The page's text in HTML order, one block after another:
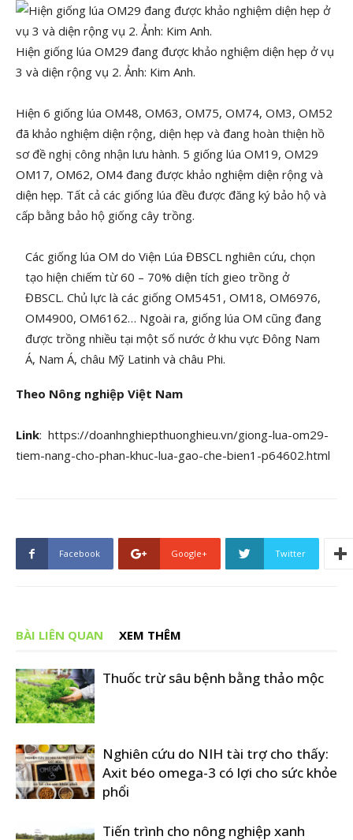
Hiện giống lúa OM29 đang được khảo nghiệm diện hẹp ở vụ
3 và diện rộng vụ 2. Ảnh: Kim Anh.
Hiện 6 giống lúa OM48, OM63, OM75, OM74, OM3, OM52
đã khảo nghiệm diện rộng, diện hẹp và đang hoàn thiện hồ
sơ đề nghị công nhận lưu hành. 5 giống lúa OM19, OM29
OM17, OM62, OM4 đang được khảo nghiệm diện rộng và
diện hẹp. Tất cả các giống lúa đều được đăng ký bảo hộ và
cấp bằng bảo hộ giống cây trồng.
Các giống lúa OM do Viện Lúa ĐBSCL nghiên cứu, chọn
tạo hiện chiếm từ 60 – 70% diện tích gieo trồng ở
ĐBSCL. Chủ lực là các giống OM5451, OM18, OM6976,
OM4900, OM6162… Ngoài ra, giống lúa OM cũng đang
được trồng nhiều tại một số nước ở khu vực Đông Nam
Á, Nam Á, châu Mỹ Latinh và châu Phi.
Theo Nông nghiệp Việt Nam
Link: https://doanhnghiepthuonghieu.vn/giong-lua-om29-
tiem-nang-cho-phan-khuc-lua-gao-che-bien1-p64602.html
Facebook Google+ Twitter
BÀI LIÊN QUAN XEM THÊM
Thuốc trừ sâu bệnh bằng thảo mộc
Nghiên cứu do NIH tài trợ cho thấy:
Axit béo omega-3 có lợi cho sức khỏe
phổi
Tiến trình cho nông nghiệp xanh